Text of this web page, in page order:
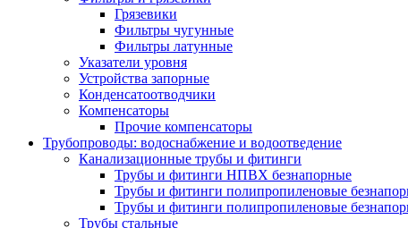
Грязевики
Фильтры чугунные
Фильтры латунные
Указатели уровня
Устройства запорные
Конденсатоотводчики
Компенсаторы
Прочие компенсаторы
Трубопроводы: водоснабжение и водоотведение
Канализационные трубы и фитинги
Трубы и фитинги НПВХ безнапорные
Трубы и фитинги полипропиленовые
Трубы и фитинги полипропиленовые
Трубы стальные